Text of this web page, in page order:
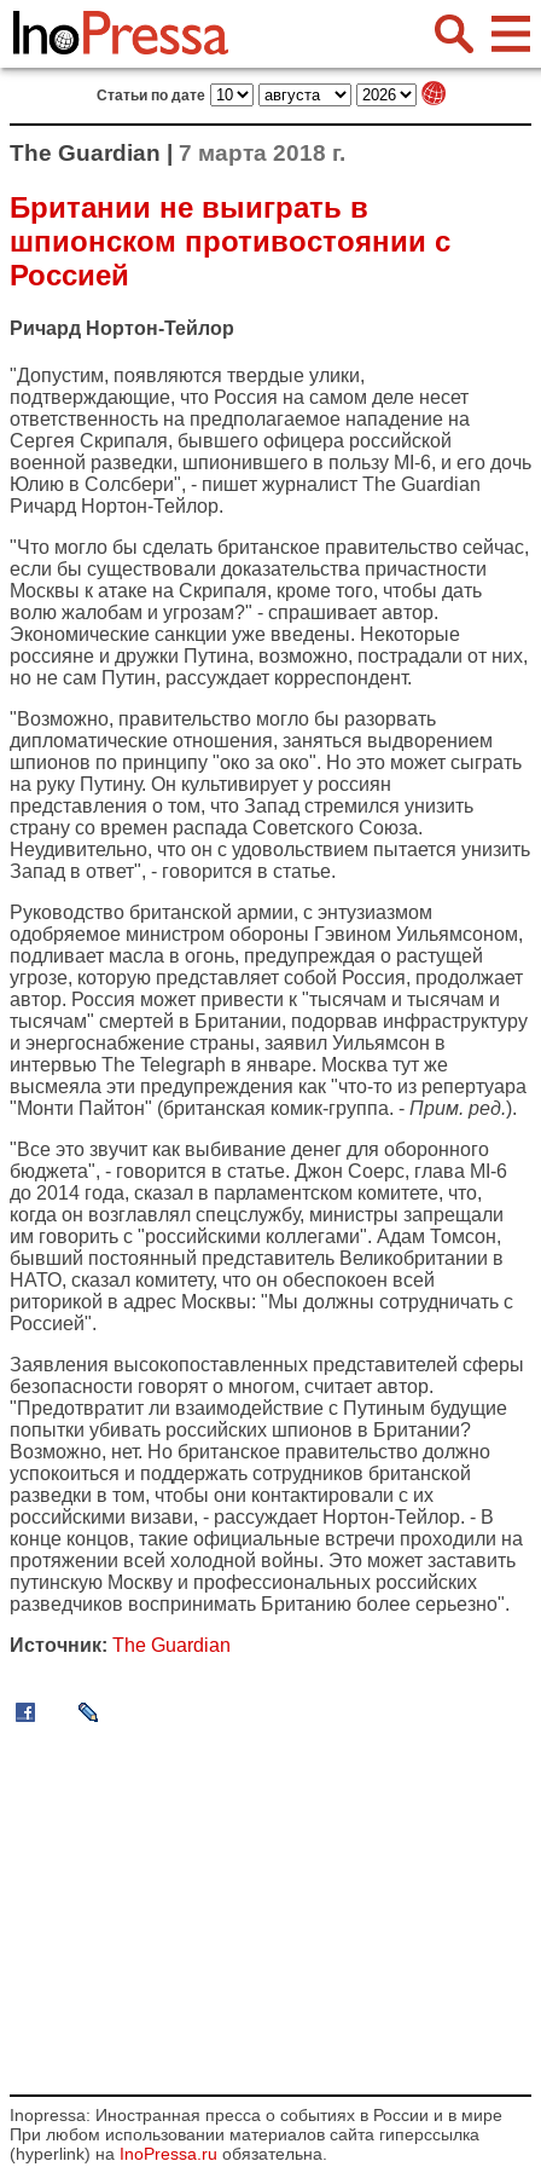
Статьи по дате
The Guardian | 7 марта 2018 г.
Британии не выиграть в
шпионском противостоянии с
Россией
Ричард Нортон-Тейлор
"Допустим, появляются твердые улики,
подтверждающие, что Россия на самом деле несет
ответственность на предполагаемое нападение на
Сергея Скрипаля, бывшего офицера российской
военной разведки, шпионившего в пользу MI-6, и его дочь
Юлию в Солсбери", - пишет журналист The Guardian
Ричард Нортон-Тейлор.
"Что могло бы сделать британское правительство сейчас,
если бы существовали доказательства причастности
Москвы к атаке на Скрипаля, кроме того, чтобы дать
волю жалобам и угрозам?" - спрашивает автор.
Экономические санкции уже введены. Некоторые
россияне и дружки Путина, возможно, пострадали от них,
но не сам Путин, рассуждает корреспондент.
"Возможно, правительство могло бы разорвать
дипломатические отношения, заняться выдворением
шпионов по принципу "око за око". Но это может сыграть
на руку Путину. Он культивирует у россиян
представления о том, что Запад стремился унизить
страну со времен распада Советского Союза.
Неудивительно, что он с удовольствием пытается унизить
Запад в ответ", - говорится в статье.
Руководство британской армии, с энтузиазмом
одобряемое министром обороны Гэвином Уильямсоном,
подливает масла в огонь, предупреждая о растущей
угрозе, которую представляет собой Россия, продолжает
автор. Россия может привести к "тысячам и тысячам и
тысячам" смертей в Британии, подорвав инфраструктуру
и энергоснабжение страны, заявил Уильямсон в
интервью The Telegraph в январе. Москва тут же
высмеяла эти предупреждения как "что-то из репертуара
"Монти Пайтон" (британская комик-группа. - Прим. ред.).
"Все это звучит как выбивание денег для оборонного
бюджета", - говорится в статье. Джон Соерс, глава MI-6
до 2014 года, сказал в парламентском комитете, что,
когда он возглавлял спецслужбу, министры запрещали
им говорить с "российскими коллегами". Адам Томсон,
бывший постоянный представитель Великобритании в
НАТО, сказал комитету, что он обеспокоен всей
риторикой в адрес Москвы: "Мы должны сотрудничать с
Россией".
Заявления высокопоставленных представителей сферы
безопасности говорят о многом, считает автор.
"Предотвратит ли взаимодействие с Путиным будущие
попытки убивать российских шпионов в Британии?
Возможно, нет. Но британское правительство должно
успокоиться и поддержать сотрудников британской
разведки в том, чтобы они контактировали с их
российскими визави, - рассуждает Нортон-Тейлор. - В
конце концов, такие официальные встречи проходили на
протяжении всей холодной войны. Это может заставить
путинскую Москву и профессиональных российских
разведчиков воспринимать Британию более серьезно".
Источник: The Guardian
Inopressa: Иностранная пресса о событиях в России и в мире
При любом использовании материалов сайта гиперссылка
(hyperlink) на InoPressa.ru обязательна.